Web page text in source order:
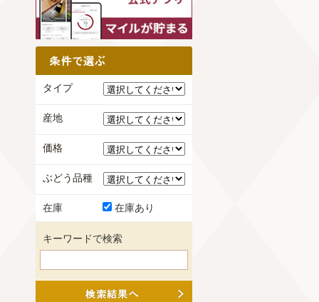
タイプ
産地
価格
ぶどう品種
在庫 在庫あり
キーワードで検索